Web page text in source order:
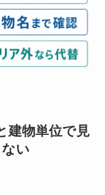
建物単位で見
い